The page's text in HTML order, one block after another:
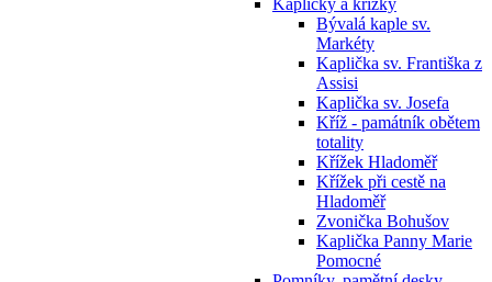
Kapličky a křížky
Bývalá kaple sv.
Markéty
Kaplička sv. Františka z
Assisi
Kaplička sv. Josefa
Kříž - památník obětem
totality
Křížek Hladoměř
Křížek při cestě na
Hladoměř
Zvonička Bohušov
Kaplička Panny Marie
Pomocné